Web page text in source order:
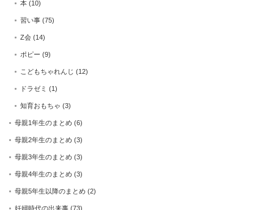
本 (10)
習い事 (75)
Z会 (14)
ポピー (9)
こどもちゃれんじ (12)
ドラゼミ (1)
知育おもちゃ (3)
母親1年生のまとめ (6)
母親2年生のまとめ (3)
母親3年生のまとめ (3)
母親4年生のまとめ (3)
母親5年生以降のまとめ (2)
妊婦時代の出来事 (73)